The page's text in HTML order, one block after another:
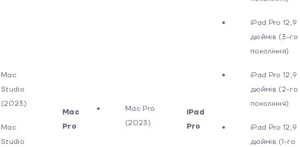
Mac
Studio
(2023)
Mac
Studio
Mac
Pro
Mac Pro
(2023)
iPad
Pro
iPad Pro 12,9
дюймів (3-го
покоління)
iPad Pro 12,9
дюймів (2-го
покоління)
iPad Pro 12,9
дюймів (1-го